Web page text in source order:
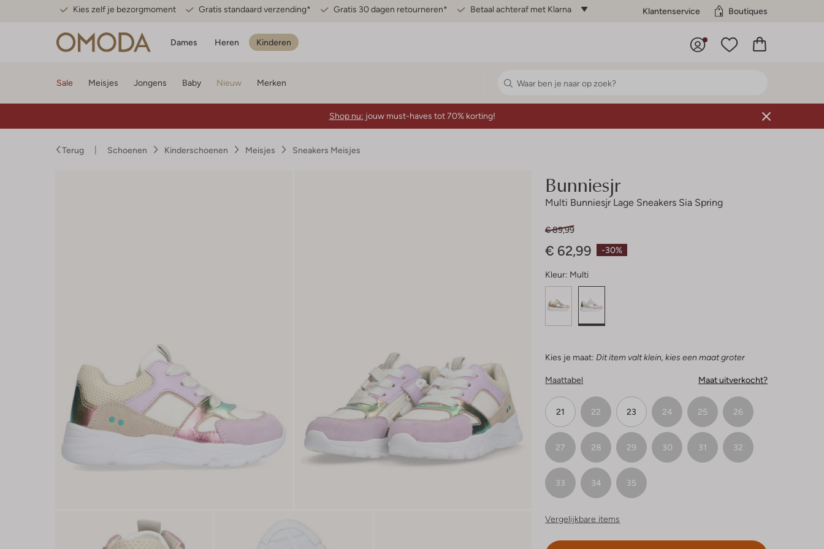
Kies zelf je bezorgmoment Gratis standaard verzending* Gratis 30 dagen retourneren* Betaal achteraf met Klarna Klantenservice Boutiques
Dames Heren Kinderen
Sale Meisjes Jongens Baby Nieuw Merken
Shop nu: jouw must-haves tot 70% korting!
Terug Schoenen Kinderschoenen Meisjes Sneakers Meisjes
Bunniesjr
Multi Bunniesjr Lage Sneakers Sia Spring
-30%
€ 89,99
€ 62,99
Kleur: Multi
Kies je maat: Dit item valt klein, kies een maat groter
Maattabel Maat uitverkocht?
21 22 23 24 25 26
27 28 29 30 31 32
33 34 35
Vergelijkbare items